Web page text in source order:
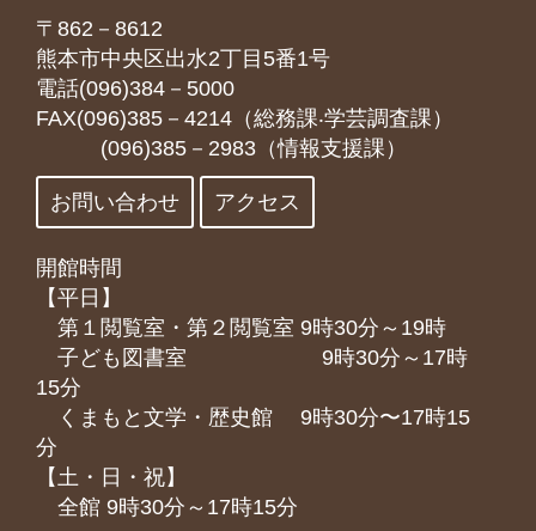
〒862－8612
熊本市中央区出水2丁目5番1号
電話(096)384－5000
FAX(096)385－4214（総務課‧学芸調査課）
(096)385－2983（情報支援課）
お問い合わせ アクセス
開館時間
【平日】
第１閲覧室・第２閲覧室 9時30分～19時
子ども図書室 9時30分～17時
15分
くまもと⽂学・歴史館 9時30分〜17時15
分
【土・日・祝】
全館 9時30分～17時15分